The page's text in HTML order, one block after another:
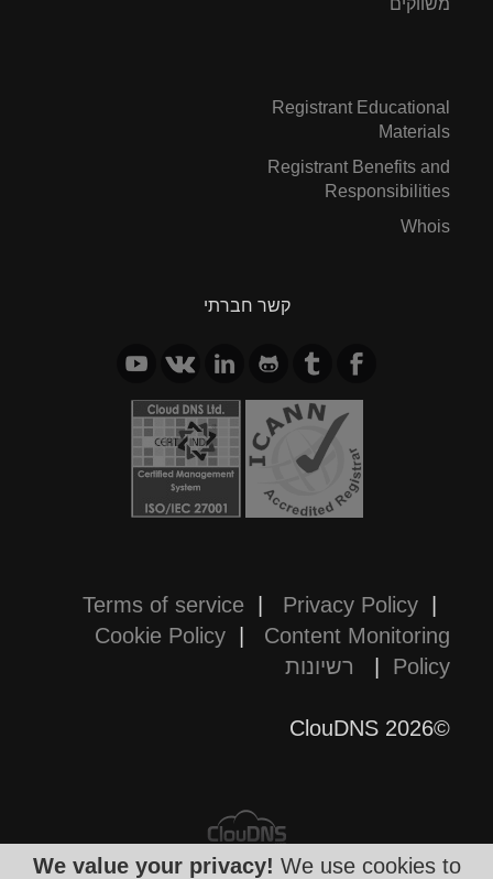
Registrant Educational
Materials
Registrant Benefits and
Responsibilities
Whois
קשר חברתי
Terms of service | Privacy Policy |
Cookie Policy | Content Monitoring
Policy
| רשיונות
©2026 ClouDNS
We value your privacy! We use cookies to